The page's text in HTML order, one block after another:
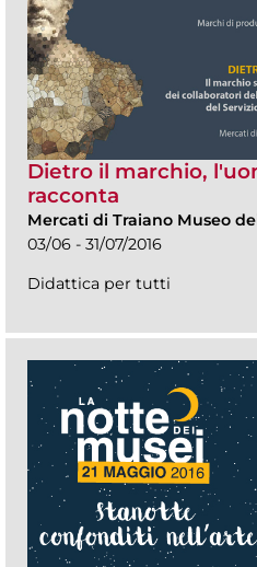
Dietro il marchio,
racconta
Mercati di Traiano Museo
03/06 - 31/07/2016
Didattica per tutti